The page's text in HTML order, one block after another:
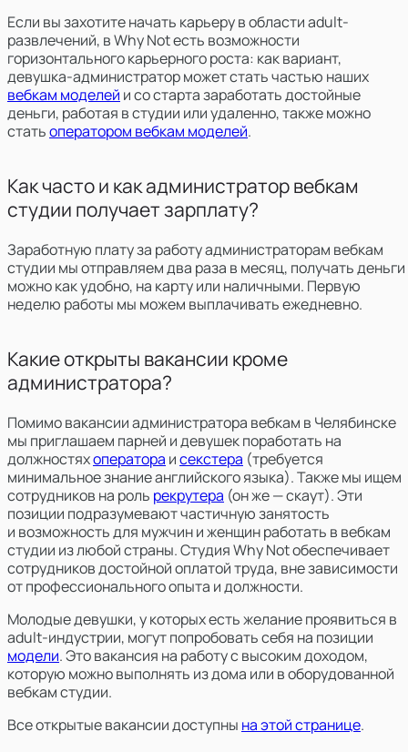
Если вы захотите начать карьеру в области adult-
развлечений, в Why Not есть возможности
горизонтального карьерного роста: как вариант,
девушка-администратор может стать частью наших
вебкам моделей и со старта заработать достойные
деньги, работая в студии или удаленно, также можно
статьоператором вебкам моделей.
Как часто и как администратор вебкам
студии получает зарплату?
Заработную плату за работу администраторам вебкам
студии мы отправляем два раза в месяц, получать деньги
можно как удобно, на карту или наличными. Первую
неделю работы мы можем выплачивать ежедневно.
Какие открыты вакансии кроме
администратора?
Помимо вакансии администратора вебкам в Челябинске
мы приглашаем парней и девушек поработать на
должностяхоператора исекстера (требуется
минимальное знание английского языка). Также мы ищем
сотрудников на роль рекрутера (он же — скаут). Эти
позиции подразумевают частичную занятость
и возможность для мужчин и женщин работать в вебкам
студии из любой страны. Студия Why Not обеспечивает
сотрудников достойной оплатой труда, вне зависимости
от профессионального опыта и должности.
Молодые девушки, у которых есть желание проявиться в
adult-индустрии, могут попробовать себя на позиции
модели. Это вакансия на работу с высоким доходом,
которую можно выполнять из дома или в оборудованной
вебкам студии.
Все открытые вакансии доступны на этой странице.